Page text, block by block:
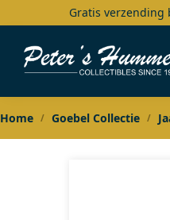
Gratis verzending
Search
Home / Goebel Collectie /